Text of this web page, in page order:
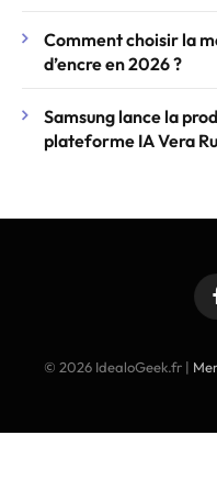
Comment choisir la
d’encre en 2026 ?
Samsung lance la
plateforme IA Vera
© 2026 IdealoGeek.fr |